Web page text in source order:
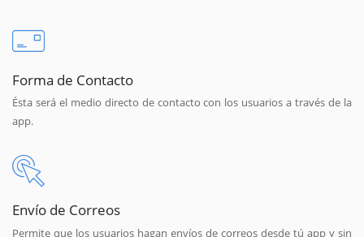
Forma de Contacto
Ésta será el medio directo de contacto con los usuarios a través de la
app.
Envío de Correos
Permite que los usuarios hagan envíos de correos desde tú app y sin